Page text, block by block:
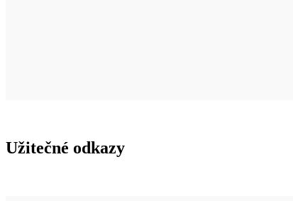
Užitečné odkazy